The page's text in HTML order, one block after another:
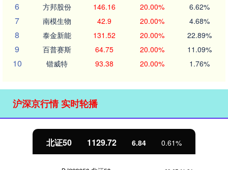
6 方邦股份 146.16 20.00% 6.62%
7 南模生物 42.9 20.00% 4.68%
8 泰金新能 131.52 20.00% 22.89%
9 百普赛斯 64.75 20.00% 11.09%
10 锴威特 93.38 20.00% 1.76%
沪深京行情 实时轮播
北证50 1129.72 6.84 0.61%